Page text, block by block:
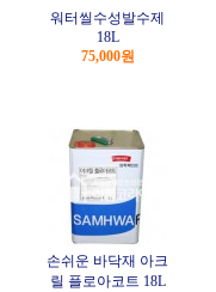
워터씰수성발수제
18L
75,000원
손쉬운 바닥재 아크
릴 플로아코트 18L